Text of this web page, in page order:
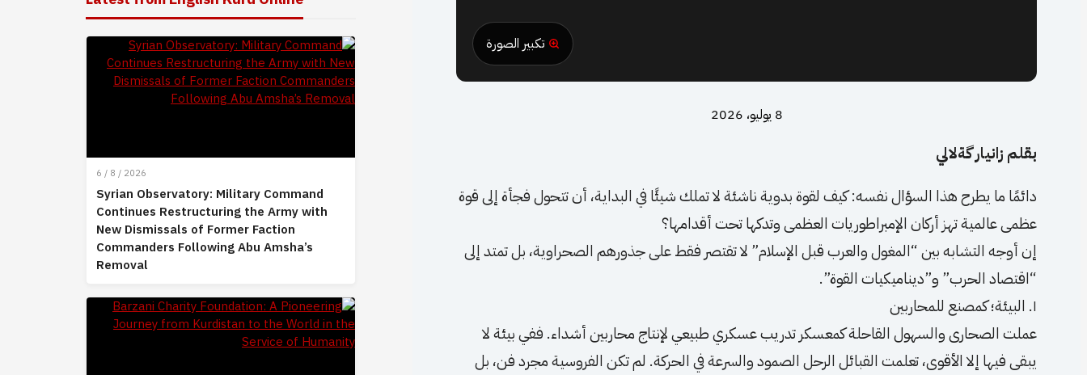
تكبير الصورة
8 يوليو، 2026
بقلم زانیار گةلالي
دائمًا ما يطرح هذا السؤال نفسه: كيف لقوة بدوية ناشئة لا تملك شيئًا في البداية، أن تتحول فجأة إلى قوة
عظمى عالمية تهز أركان الإمبراطوريات العظمى وتدكها تحت أقدامها؟
إن أوجه التشابه بين “المغول والعرب قبل الإسلام” لا تقتصر فقط على جذورهم الصحراوية، بل تمتد إلى
“اقتصاد الحرب” و”ديناميكيات القوة”.
١. البيئة؛ كمصنع للمحاربين
عملت الصحارى والسهول القاحلة كمعسكر تدريب عسكري طبيعي لإنتاج محاربين أشداء. ففي بيئة لا
يبقى فيها إلا الأقوى، تعلمت القبائل الرحل الصمود والسرعة في الحركة. لم تكن الفروسية مجرد فن، بل
6 / 8 / 2026
Syrian Observatory: Military Command
Continues Restructuring the Army with
New Dismissals of Former Faction
Commanders Following Abu Amsha’s
Removal